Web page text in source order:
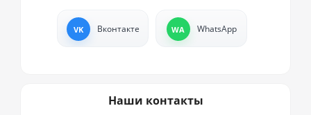
Вконтакте WhatsApp
Наши контакты